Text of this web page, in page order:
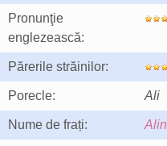
Pronunţie
englezească:
Părerile străinilor:
Porecle: Ali
Nume de frați: Alin